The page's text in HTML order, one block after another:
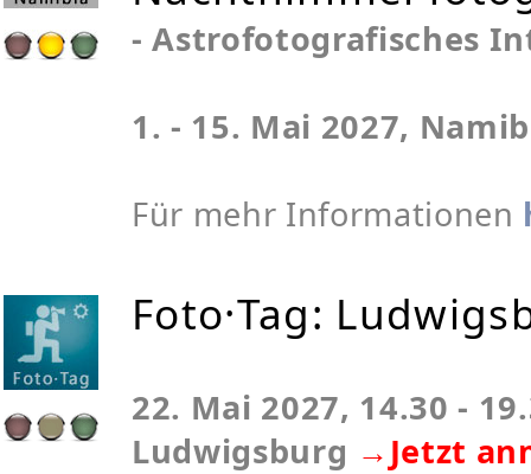
- Astrofotografisches
1. - 15. Mai 2027,
Für mehr Informationen
Foto·Tag:
22. Mai 2027, 14.30 -
Ludwigsburg →Jetzt